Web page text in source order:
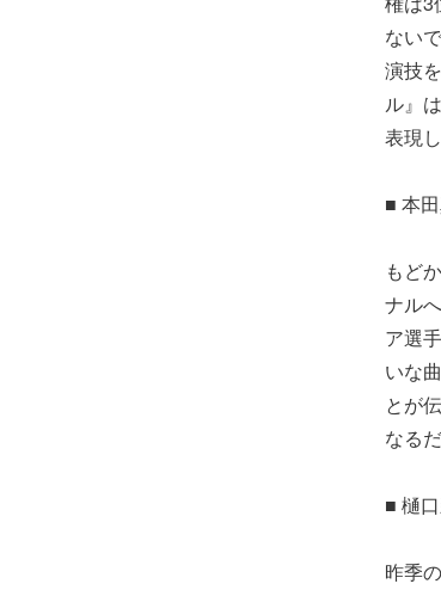
ない
演技
ル』
表現
■ 本
もど
ナル
ア選
いな
とが
なる
■ 樋
昨季